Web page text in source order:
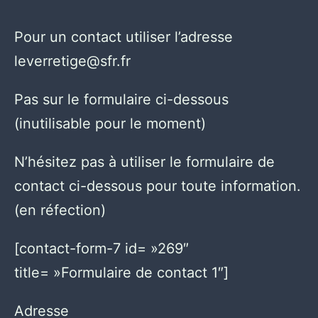
Pour un contact utiliser l’adresse
leverretige@sfr.fr
Pas sur le formulaire ci-dessous
(inutilisable pour le moment)
N’hésitez pas à utiliser le formulaire de
contact ci-dessous pour toute information.
(en réfection)
[contact-form-7 id= »269″
title= »Formulaire de contact 1″]
Adresse